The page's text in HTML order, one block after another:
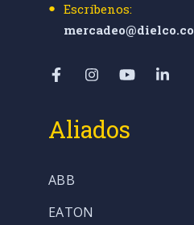
Escríbenos:
mercadeo@dielco.co
Aliados
ABB
EATON